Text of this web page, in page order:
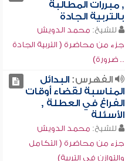
, مبررات المطالبة
بالتربية الجادة
للشيخ: محمد الدويش
جزء من محاضرة ( التربية الجادة
.. ضرورة)
الفهرس:البدائل
المناسبة لقضاء أوقات
الفراغ في العطلة ,
الأسئلة
للشيخ: محمد الدويش
جزء من محاضرة ( التكامل
والتوازن في التربية)